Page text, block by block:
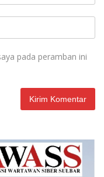
pada peramban ini